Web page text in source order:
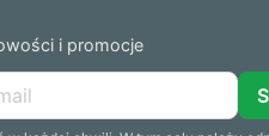
i promocje